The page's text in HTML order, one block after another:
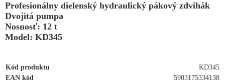
Profesionálny dielenský hydraulický pákový zdvihák
Dvojitá pumpa
Nosnosť: 12 t
Model: KD345
Kód produktu
KD345
EAN kód
5903175334138